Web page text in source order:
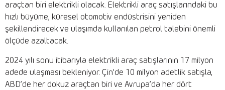
araçtan biri elektrikli olacak. Elektrikli araç satışlarındaki bu
hızlı büyüme, küresel otomotiv endüstrisini yeniden
şekillendirecek ve ulaşımda kullanılan petrol talebini önemli
ölçüde azaltacak.
2024 yılı sonu itibarıyla elektrikli araç satışlarının 17 milyon
adede ulaşması bekleniyor. Çin’de 10 milyon adetlik satışla,
ABD’de her dokuz araçtan biri ve Avrupa’da her dört